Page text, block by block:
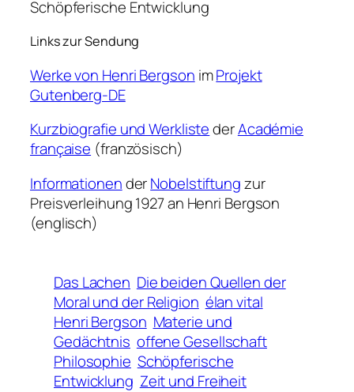
Schöpferische Entwicklung
Links zur Sendung
Werke von Henri Bergson imProjekt
Gutenberg-DE
Kurzbiografie und WerklistederAcadémie
française (französisch)
InformationenderNobelstiftungzur
Preisverleihung 1927 an Henri Bergson
(englisch)
Das Lachen Die beiden Quellen der
Moral und der Religion élan vital
Henri Bergson Materie und
Gedächtnis offene Gesellschaft
Philosophie Schöpferische
Entwicklung Zeit und Freiheit